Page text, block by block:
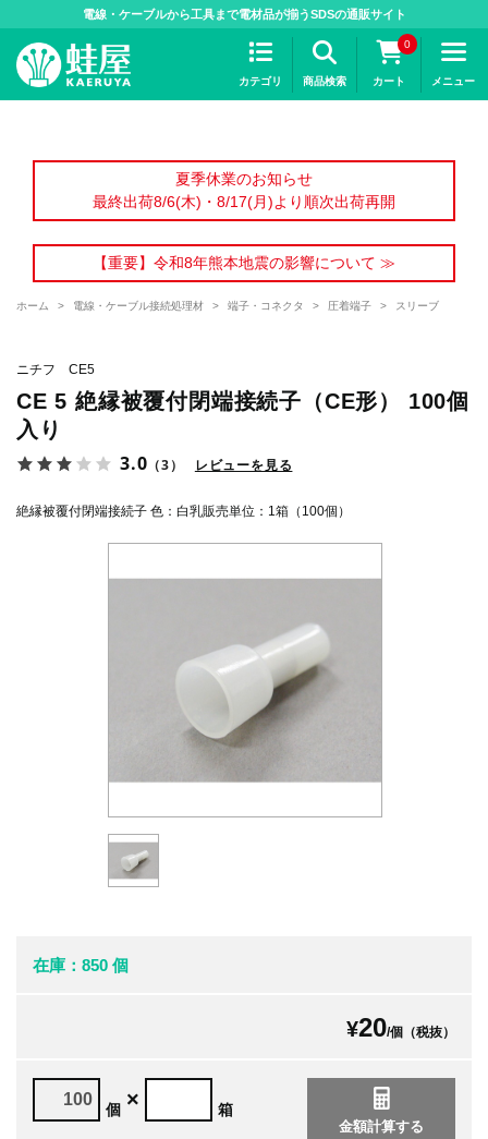
電線・ケーブルから工具まで電材品が揃うSDSの通販サイト
カテゴリ 商品検索
0
カート メニュー
夏季休業のお知らせ
最終出荷8/6(木)・8/17(月)より順次出荷再開
【重要】令和8年熊本地震の影響について ≫
ホーム > 電線・ケーブル接続処理材 > 端子・コネクタ > 圧着端子 > スリーブ
ニチフ CE5
CE 5 絶縁被覆付閉端接続子（CE形） 100個
入り
3.0 （3） レビューを見る
絶縁被覆付閉端接続子 色：白乳販売単位：1箱（100個）
在庫：850 個
¥20/個（税抜）
個 × 箱